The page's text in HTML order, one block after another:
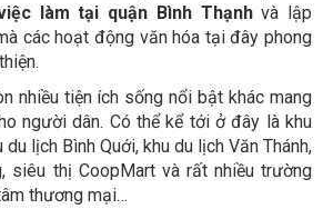
làm tại quận Bình Thạnhvà lập
các hoạt động văn hóa tại đây phong
nhiều tiện ích sống nổi bật khác mang
người dân. Có thể kể tới ở đây là khu
du lịch Bình Quới, khu du lịch Văn Thánh,
siêu thị CoopMart và rất nhiều trường
thương mại…